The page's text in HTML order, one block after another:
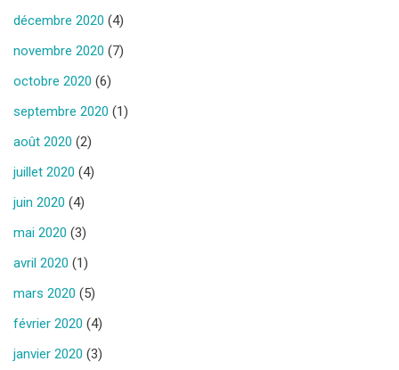
décembre 2020 (4)
novembre 2020 (7)
octobre 2020 (6)
septembre 2020 (1)
août 2020 (2)
juillet 2020 (4)
juin 2020 (4)
mai 2020 (3)
avril 2020 (1)
mars 2020 (5)
février 2020 (4)
janvier 2020 (3)